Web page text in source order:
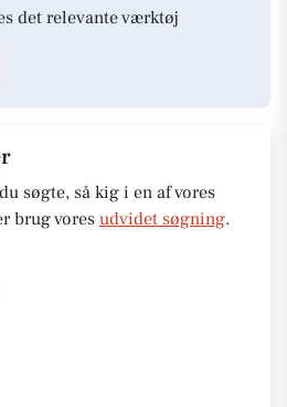
det relevante værktøj
søgte, så kig i en af vores
brug vores udvidet søgning.